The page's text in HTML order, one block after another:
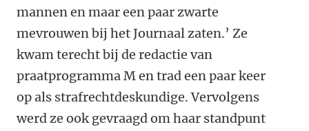
mannen en maar een paar zwarte
mevrouwen bij het Journaal zaten.’ Ze
kwam terecht bij de redactie van
praatprogramma M en trad een paar keer
op als strafrechtdeskundige. Vervolgens
werd ze ook gevraagd om haar standpunt